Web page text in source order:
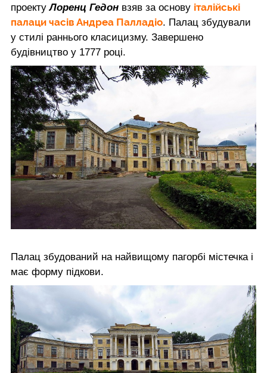
проектуЛоренц Гедон взяв за основу італійські
палаци часів Андреа Палладіо. Палац збудували
у стилі раннього класицизму. Завершено
будівництво у 1777 році.
Палац збудований на найвищому пагорбі містечка і
має форму підкови.